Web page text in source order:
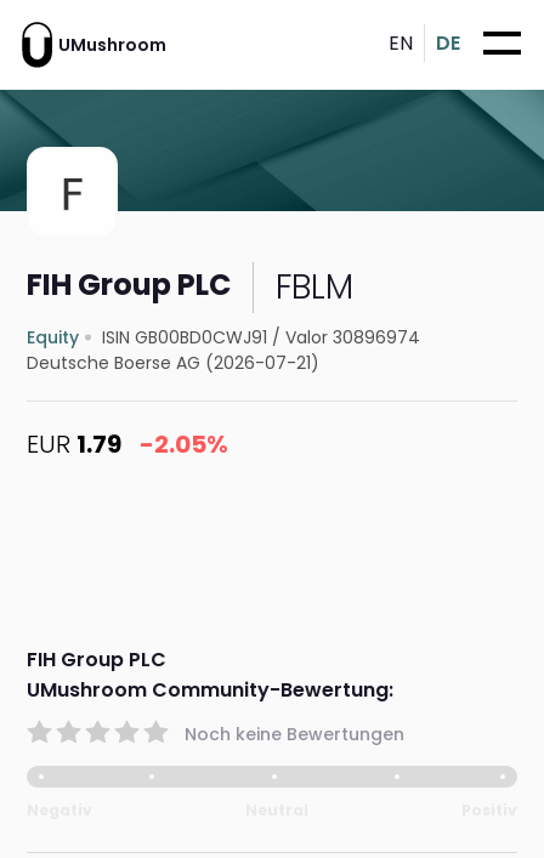
UMushroom EN DE
FIH Group PLC FBLM
Equity ISIN GB00BD0CWJ91 /Valor 30896974
Deutsche Boerse AG (2026-07-21)
EUR 1.79 -2.05%
FIH Group PLC
UMushroom Community-Bewertung:
Noch keine Bewertungen